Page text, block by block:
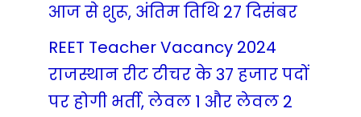
आज से शुरू, अंतिम तिथि 27 दिसंबर
REET Teacher Vacancy 2024
राजस्थान रीट टीचर के 37 हजार पदों
पर होगी भर्ती, लेवल 1 और लेवल 2